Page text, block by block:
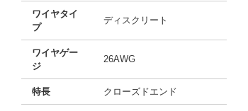
ワイヤタイ
プ
ディスクリート
ワイヤゲー
ジ
26AWG
特長 クローズドエンド